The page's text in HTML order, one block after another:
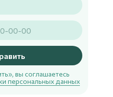
вы соглашаетесь
персональных данных